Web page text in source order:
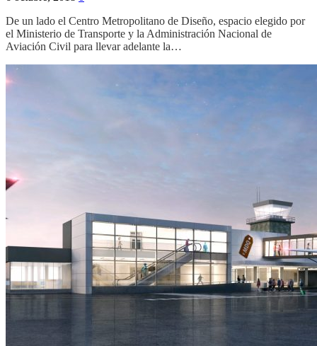
De un lado el Centro Metropolitano de Diseño, espacio elegido por
el Ministerio de Transporte y la Administración Nacional de
Aviación Civil para llevar adelante la…